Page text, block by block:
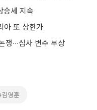
승세 지속
아 또 상한가
∙∙∙심사 변수 부상
영훈